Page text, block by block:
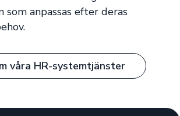
som anpassas efter deras
våra HR-systemtjänster